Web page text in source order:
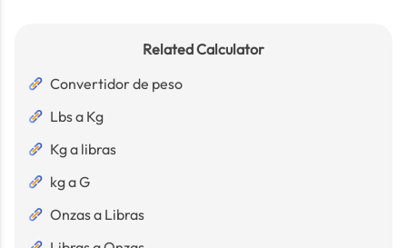
Related Calculator
Convertidor de peso
Lbs a Kg
Kg a libras
kg a G
Onzas a Libras